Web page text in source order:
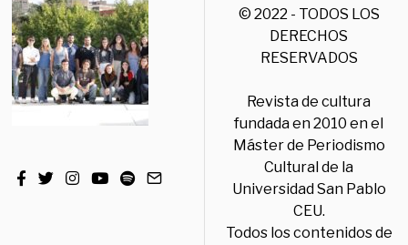
© 2022 - TODOS LOS
DERECHOS
RESERVADOS
Revista de cultura
fundada en 2010 en el
Máster de Periodismo
Cultural de la
Universidad San Pablo
CEU.
Todos los contenidos de